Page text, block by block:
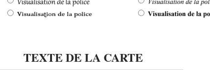
TEXTE DE LA CARTE